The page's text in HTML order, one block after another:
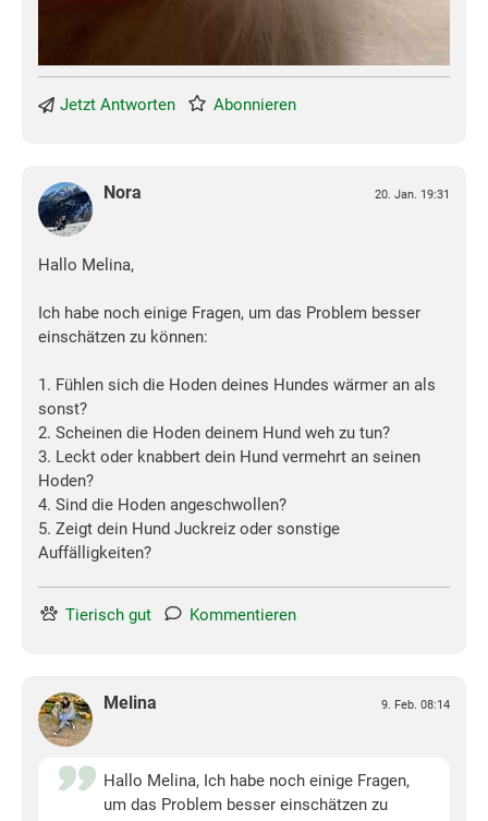
Jetzt Antworten Abonnieren
Nora 20. Jan. 19:31
Hallo Melina,
Ich habe noch einige Fragen, um das Problem besser
einschätzen zu können:
1. Fühlen sich die Hoden deines Hundes wärmer an als
sonst?
2. Scheinen die Hoden deinem Hund weh zu tun?
3. Leckt oder knabbert dein Hund vermehrt an seinen
Hoden?
4. Sind die Hoden angeschwollen?
5. Zeigt dein Hund Juckreiz oder sonstige
Auffälligkeiten?
Tierisch gut Kommentieren
Melina 9. Feb. 08:14
Hallo Melina, Ich habe noch einige Fragen,
um das Problem besser einschätzen zu